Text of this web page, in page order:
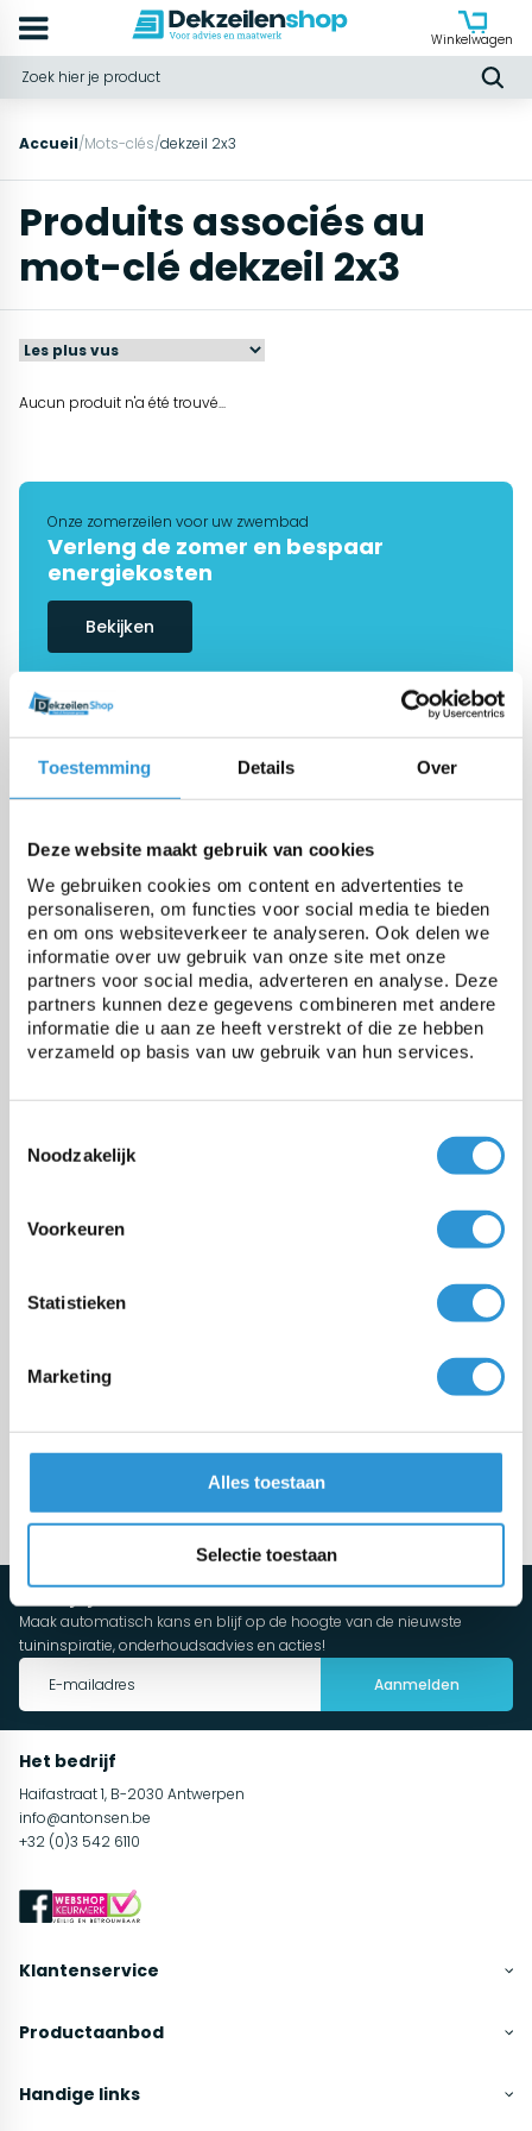
Toestemming Details Over
Deze website maakt gebruik van cookies
We gebruiken cookies om content en advertenties te
personaliseren, om functies voor social media te bieden
en om ons websiteverkeer te analyseren. Ook delen we
informatie over uw gebruik van onze site met onze
partners voor social media, adverteren en analyse. Deze
partners kunnen deze gegevens combineren met andere
informatie die u aan ze heeft verstrekt of die ze hebben
verzameld op basis van uw gebruik van hun services.
Noodzakelijk
Voorkeuren
Statistieken
Marketing
Alles toestaan
Selectie toestaan
Winkelwagen
Accueil/Mots-clés/dekzeil 2x3
Produits associés au
mot-clé dekzeil 2x3
Aucun produit n'a été trouvé...
Onze zomerzeilen voor uw zwembad
Verleng de zomer en bespaar
energiekosten
Bekijken
De #1 in dekzeilen
Onze specialisten helpen je graag
verder
Demandez conseil
Categorieën
Couvertures piscine
Meer categorieën
Schrijf je direct in voor de nieuwsbrief
Maak automatisch kans en blijf op de hoogte van de nieuwste
tuininspiratie, onderhoudsadvies en acties!
Aanmelden
Het bedrijf
Haifastraat 1, B-2030 Antwerpen
info@antonsen.be
+32 (0)3 542 6110
Klantenservice
Productaanbod
Handige links